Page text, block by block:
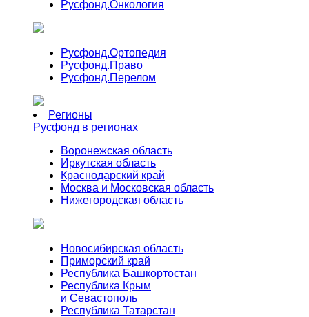
Русфонд.Онкология
Русфонд.Ортопедия
Русфонд.Право
Русфонд.Перелом
Регионы
Русфонд в регионах
Воронежская область
Иркутская область
Краснодарский край
Москва и Московская область
Нижегородская область
Новосибирская область
Приморский край
Республика Башкортостан
Республика Крым
и Севастополь
Республика Татарстан